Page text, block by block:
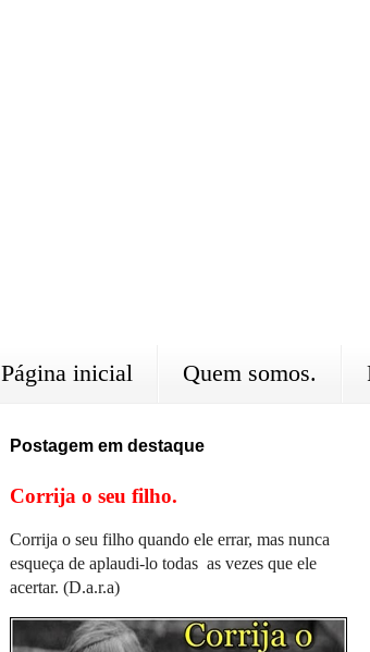
Página inicial Quem somos.
Postagem em destaque
Corrija o seu filho.
Corrija o seu filho quando ele errar, mas nunca
esqueça de aplaudi-lo todas as vezes que ele
acertar. (D.a.r.a)